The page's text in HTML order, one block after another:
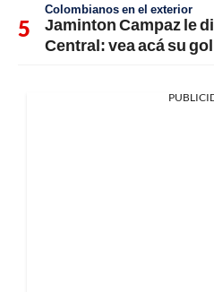
Colombianos en el exterior
Jaminton Campaz le
Central: vea acá su